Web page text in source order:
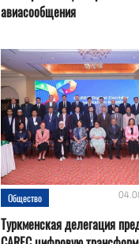
авиасообщения
Общество
Туркменская делегация